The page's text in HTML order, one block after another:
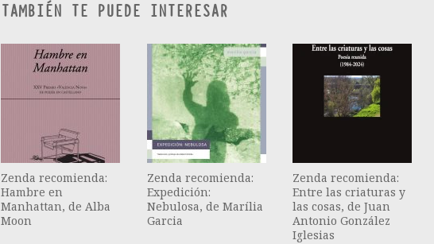
TAMBIÉN TE PUEDE INTERESAR
Zenda recomienda:
Hambre en
Manhattan, de Alba
Moon
Zenda recomienda:
Expedición:
Nebulosa, de Marília
Garcia
Zenda recomienda:
Entre las criaturas y
las cosas, de Juan
Antonio González
Iglesias